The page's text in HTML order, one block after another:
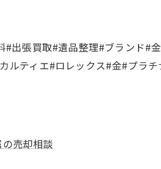
出張買取#遺品整理#ブランド#
ルティエ#ロレックス#金#プラチ
売却相談